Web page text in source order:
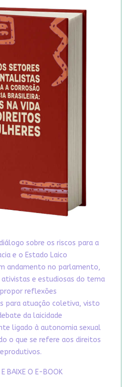
sobre os riscos para a
e o Estado Laico
andamento no parlamento,
ativistas e estudiosas do tema
reflexões
para atuação coletiva, visto
da laicidade
ligado à autonomia sexual
o que se refere aos direitos
E BAIXE O E-BOOK